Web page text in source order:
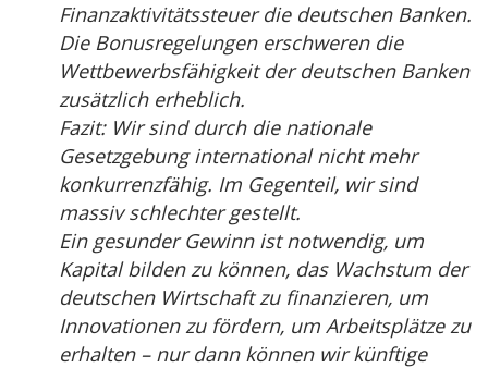
Finanzaktivitätssteuer die deutschen Banken.
Die Bonusregelungen erschweren die
Wettbewerbsfähigkeit der deutschen Banken
zusätzlich erheblich.
Fazit: Wir sind durch die nationale
Gesetzgebung international nicht mehr
konkurrenzfähig. Im Gegenteil, wir sind
massiv schlechter gestellt.
Ein gesunder Gewinn ist notwendig, um
Kapital bilden zu können, das Wachstum der
deutschen Wirtschaft zu finanzieren, um
Innovationen zu fördern, um Arbeitsplätze zu
erhalten – nur dann können wir künftige